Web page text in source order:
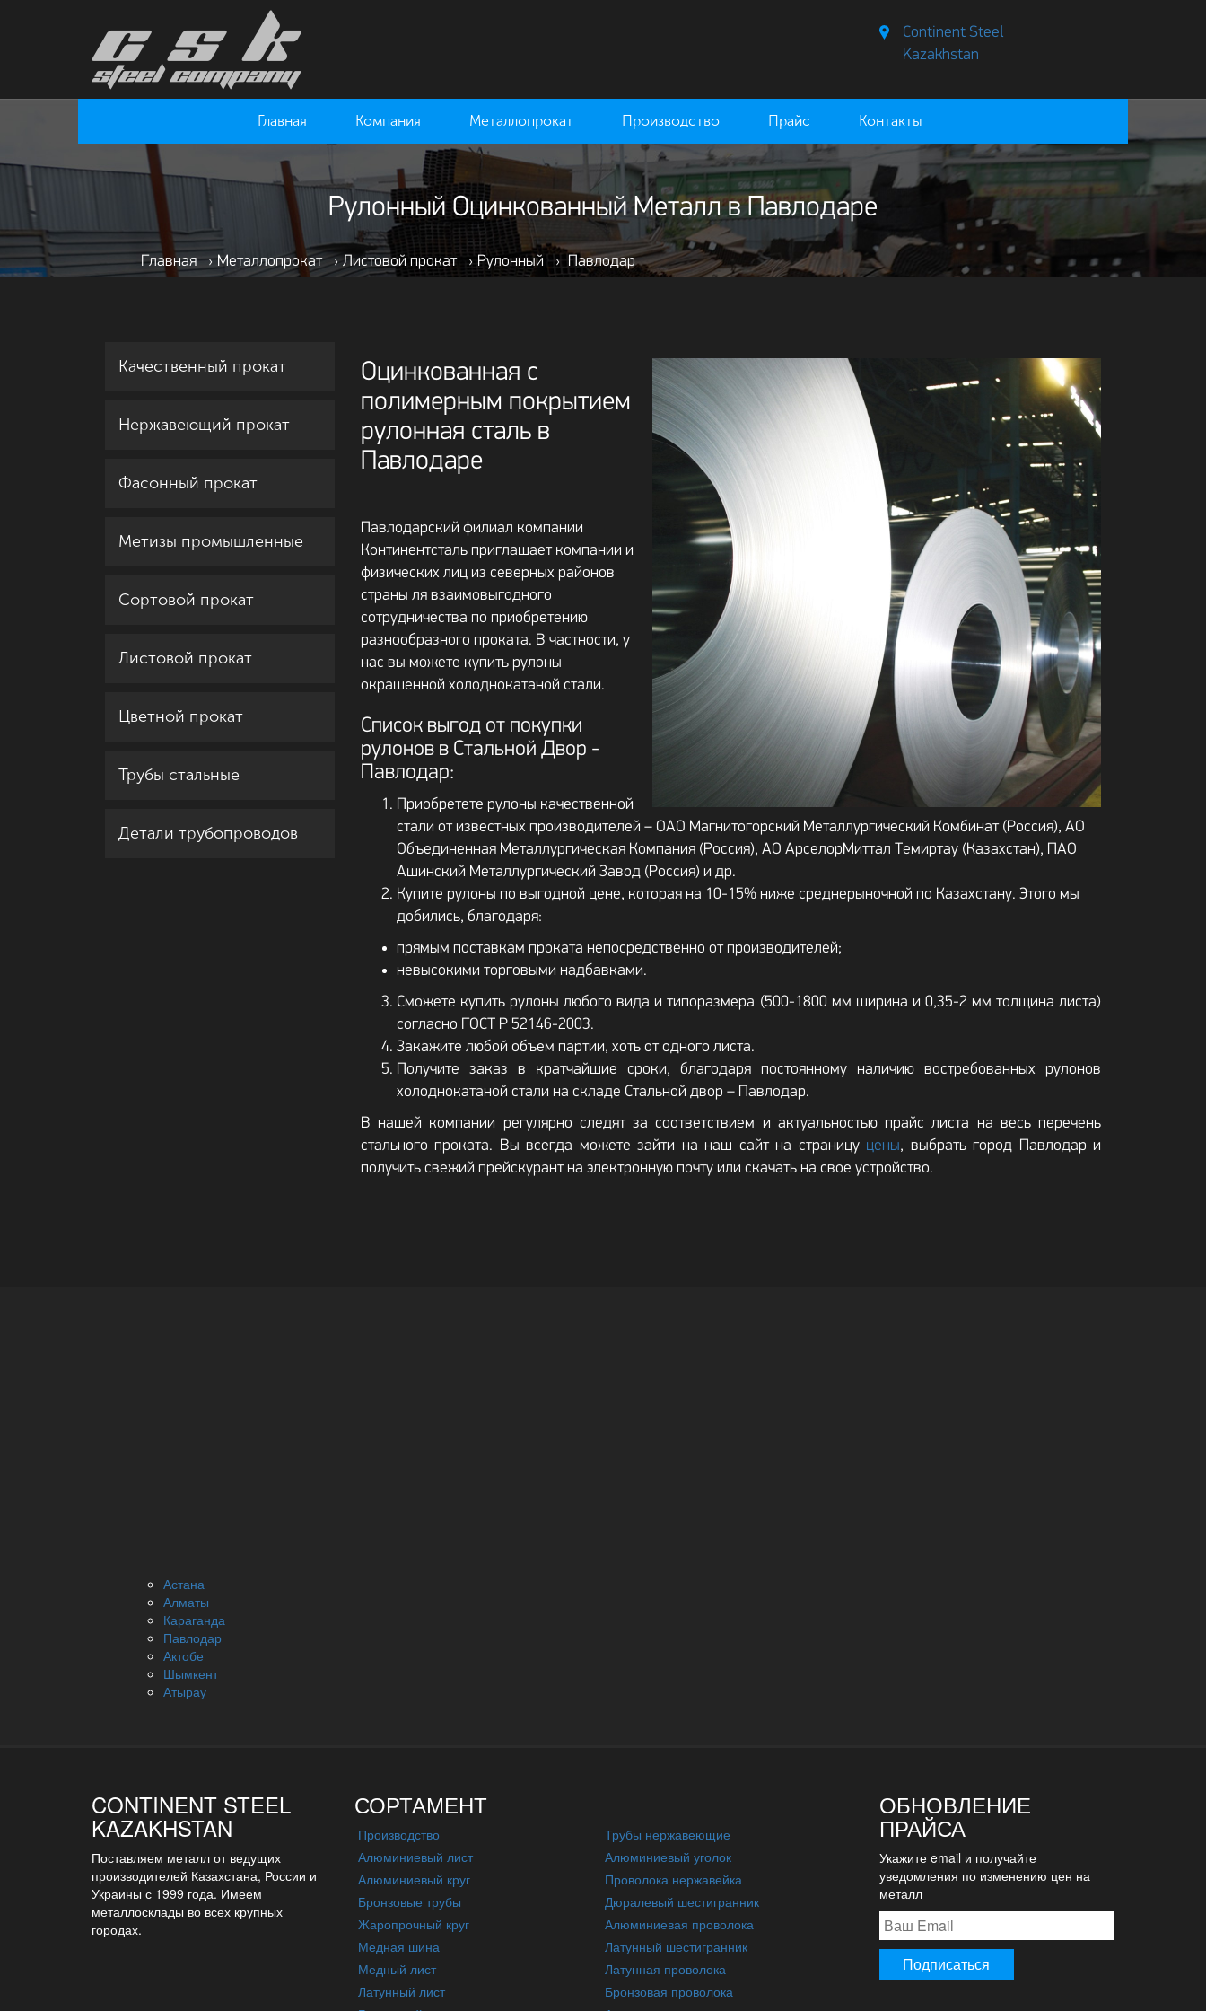
Continent Steel
Kazakhstan
Главная Компания Металлопрокат Производство Прайс Контакты
Рулонный Оцинкованный Металл в Павлодаре
Главная › Металлопрокат › Листовой прокат › Рулонный › Павлодар
Качественный прокат
Нержавеющий прокат
Фасонный прокат
Метизы промышленные
Сортовой прокат
Листовой прокат
Цветной прокат
Трубы стальные
Детали трубопроводов
Оцинкованная с
полимерным покрытием
рулонная сталь в
Павлодаре
Павлодарский филиал компании
Континентсталь приглашает компании и
физических лиц из северных районов
страны ля взаимовыгодного
сотрудничества по приобретению
разнообразного проката. В частности, у
нас вы можете купить рулоны
окрашенной холоднокатаной стали.
Список выгод от покупки
рулонов в Стальной Двор -
Павлодар:
Приобретете рулоны качественной
стали от известных производителей – ОАО Магнитогорский Металлургический Комбинат (Россия), АО
Объединенная Металлургическая Компания (Россия), АО АрселорМиттал Темиртау (Казахстан), ПАО
Ашинский Металлургический Завод (Россия) и др.
Купите рулоны по выгодной цене, которая на 10-15% ниже среднерыночной по Казахстану. Этого мы
добились, благодаря:
прямым поставкам проката непосредственно от производителей;
невысокими торговыми надбавками.
Сможете купить рулоны любого вида и типоразмера (500-1800 мм ширина и 0,35-2 мм толщина листа)
согласно ГОСТ Р 52146-2003.
Закажите любой объем партии, хоть от одного листа.
Получите заказ в кратчайшие сроки, благодаря постоянному наличию востребованных рулонов
холоднокатаной стали на складе Стальной двор – Павлодар.
В нашей компании регулярно следят за соответствием и актуальностью прайс листа на весь перечень
стального проката. Вы всегда можете зайти на наш сайт на страницу цены, выбрать город Павлодар и
получить свежий прейскурант на электронную почту или скачать на свое устройство.
Астана
Алматы
Караганда
Павлодар
Актобе
Шымкент
Атырау
CONTINENT STEEL
KAZAKHSTAN
Поставляем металл от ведущих
производителей Казахстана, России и
Украины с 1999 года. Имеем
металлосклады во всех крупных
городах.
СОРТАМЕНТ
Производство
Трубы нержавеющие
Алюминиевый лист
Алюминиевый уголок
Алюминиевый круг
Проволока нержавейка
Бронзовые трубы
Дюралевый шестигранник
Жаропрочный круг
Алюминиевая проволока
Медная шина
Латунный шестигранник
Медный лист
Латунная проволока
Латунный лист
Бронзовая проволока
ОБНОВЛЕНИЕ
ПРАЙСА
Укажите email и получайте
уведомления по изменению цен на
металл